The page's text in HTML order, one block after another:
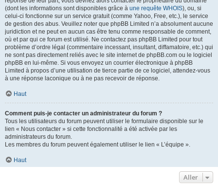
(dont les informations sont disponibles grâce à une requête WHOIS), ou, si
celui-ci fonctionne sur un service gratuit (comme Yahoo, Free, etc.), le service
de gestion des abus. Veuillez noter que phpBB Limited n’a absolument aucune
juridiction et ne peut en aucun cas être tenu comme responsable de comment,
où et par qui ce forum est utilisé. Ne contactez pas phpBB Limited pour tout
problème d’ordre légal (commentaire incessant, insultant, diffamatoire, etc.) qui
ne sont pas directement reliés avec le site internet de phpBB.com ou le logiciel
phpBB en lui-même. Si vous envoyez un courrier électronique à phpBB
Limited à propos d’une utilisation de tierce partie de ce logiciel, attendez-vous
à une réponse laconique ou à ne pas recevoir de réponse.
Haut
Comment puis-je contacter un administrateur du forum ?
Tous les utilisateurs du forum peuvent utiliser le formulaire disponible sur le
lien « Nous contacter » si cette fonctionnalité a été activée par les
administrateurs du forum.
Les membres du forum peuvent également utiliser le lien « L’équipe ».
Haut
Aller